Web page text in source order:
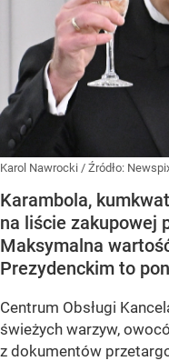
Karol Nawrocki / Źródło:
Karambola,
na liście zakupowej
Maksymalna
Prezydenckim to
Centrum Obsługi
świeżych warzyw,
z dokumentów